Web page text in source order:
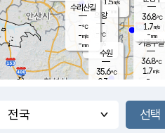
m/s
- mm
-mm
의왕
- ℃
m/s
mm
기흥구갈
36.8℃
1.7m/s
-
수리산길
-℃
-m/s
-mm
36.8℃
1.7m/s
-mm
수원
35.6℃
0.3 m/s